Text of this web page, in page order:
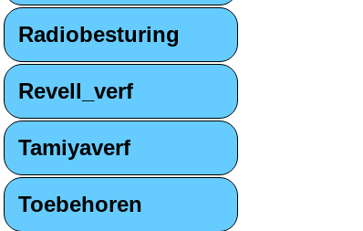
Radiobesturing
Revell_verf
Tamiyaverf
Toebehoren